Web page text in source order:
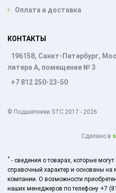
Оплата и доставка
КОНТАКТЫ
196158, Санкт-Петербург,
литера А, помещение № 3
+7 812 250-23-50
© Подшипники STC 2017 - 2026
Cделано в
* - сведения о товарах, которые
справочный характер и основаны на
компании. О возможности
наших менеджеров по телефону +7